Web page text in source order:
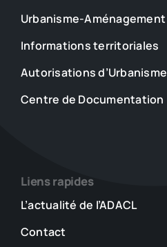
Urbanisme-Aménagement
Informations territoriales
Autorisations d’Urbanisme
Centre de Documentation
Liens rapides
L’actualité de l’ADACL
Contact